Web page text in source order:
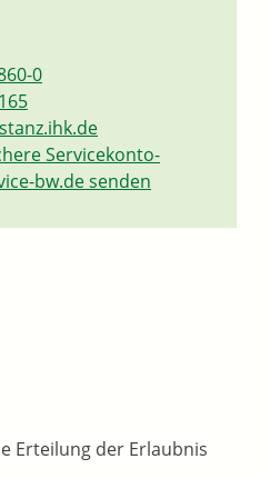
0
Servicekonto-
bw.de senden
Erteilung der Erlaubnis